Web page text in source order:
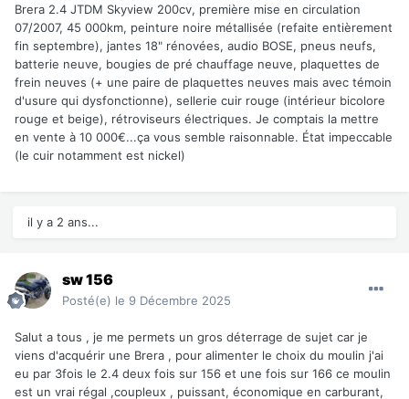
Brera 2.4 JTDM Skyview 200cv, première mise en circulation
07/2007, 45 000km, peinture noire métallisée (refaite entièrement
fin septembre), jantes 18" rénovées, audio BOSE, pneus neufs,
batterie neuve, bougies de pré chauffage neuve, plaquettes de
frein neuves (+ une paire de plaquettes neuves mais avec témoin
d'usure qui dysfonctionne), sellerie cuir rouge (intérieur bicolore
rouge et beige), rétroviseurs électriques. Je comptais la mettre
en vente à 10 000€...ça vous semble raisonnable. État impeccable
(le cuir notamment est nickel)
il y a 2 ans...
sw 156
Posté(e) le 9 Décembre 2025
Salut a tous , je me permets un gros déterrage de sujet car je
viens d'acquérir une Brera , pour alimenter le choix du moulin j'ai
eu par 3fois le 2.4 deux fois sur 156 et une fois sur 166 ce moulin
est un vrai régal ,coupleux , puissant, économique en carburant,